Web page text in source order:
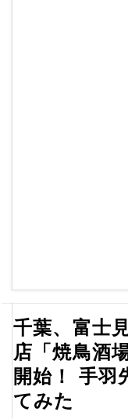
千葉、富士
店「焼鳥酒
開始！ 手羽
てみた